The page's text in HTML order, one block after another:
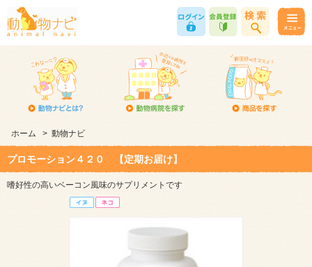
ホーム > 動物ナビ
プロモーション４２０ 【定期お届け】
嗜好性の高いベーコン風味のサプリメントです